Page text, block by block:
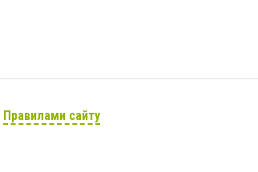
Правилами сайту